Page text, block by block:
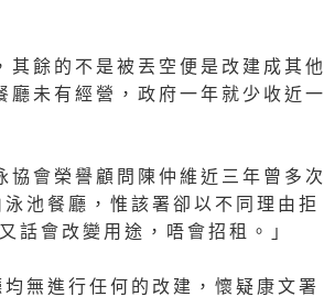
餘的不是被丟空便是改建成其他
廳未有經營，政府一年就少收近一
會榮譽顧問陳仲維近三年曾多次
池餐廳，惟該署卻以不同理由拒
話會改變用途，唔會招租。」
無進行任何的改建，懷疑康文署